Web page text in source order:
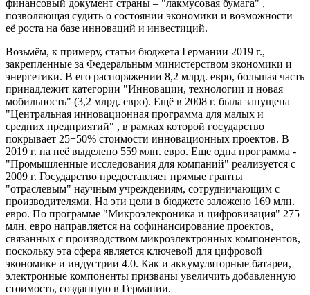
финансовый документ страны – "лакмусовая бумага" ,
позволяющая судить о состоянии экономики и возможности
её роста на базе инноваций и инвестиций.
Возьмём, к примеру, статьи бюджета Германии 2019 г.,
закрепленные за Федеральным министерством экономики и
энергетики. В его распоряжении 8,2 млрд. евро, большая часть
принадлежит категории "Инновации, технологии и новая
мобильность" (3,2 млрд. евро). Ещё в 2008 г. была запущена
"Центральная инновационная программа для малых и
средних предприятий" , в рамках которой государство
покрывает 25−50% стоимости инновационных проектов. В
2019 г. на неё выделено 559 млн. евро. Еще одна программа -
"Промышленные исследования для компаний" реализуется с
2009 г. Государство предоставляет прямые гранты
"отраслевым" научным учреждениям, сотрудничающим с
производителями. На эти цели в бюджете заложено 169 млн.
евро. По программе "Микроэлекроника и цифровизация" 275
млн. евро направляется на софинансирование проектов,
связанных с производством микроэлектронных компонентов,
поскольку эта сфера является ключевой для цифровой
экономике и индустрии 4.0. Как и аккумуляторные батареи,
электронные компоненты призваны увеличить добавленную
стоимость, созданную в Германии.